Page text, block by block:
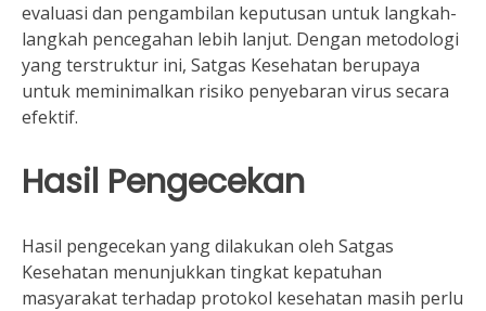
evaluasi dan pengambilan keputusan untuk langkah-
langkah pencegahan lebih lanjut. Dengan metodologi
yang terstruktur ini, Satgas Kesehatan berupaya
untuk meminimalkan risiko penyebaran virus secara
efektif.
Hasil Pengecekan
Hasil pengecekan yang dilakukan oleh Satgas
Kesehatan menunjukkan tingkat kepatuhan
masyarakat terhadap protokol kesehatan masih perlu